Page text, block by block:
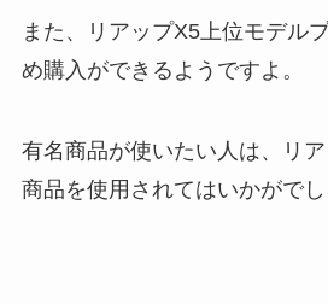
また、リアップX5上位モデル
め購入ができるようですよ。
有名商品が使いたい人は、リ
商品を使用されてはいかがでし